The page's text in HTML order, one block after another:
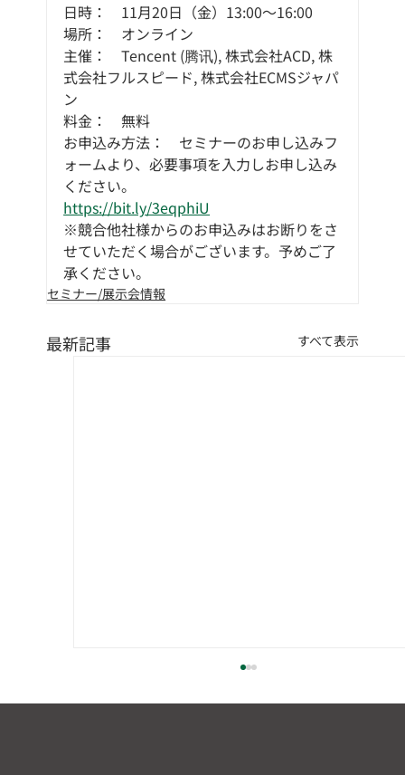
日時：　11月20日（金）13:00～16:00
場所：　オンライン
主催：　Tencent (腾讯), 株式会社ACD, 株
式会社フルスピード, 株式会社ECMSジャパ
ン
料金：　無料
お申込み方法：　セミナーのお申し込みフ
ォームより、必要事項を入力しお申し込み
ください。
https://bit.ly/3eqphiU
※競合他社様からのお申込みはお断りをさ
せていただく場合がございます。予めご了
承ください。
セミナー/展示会情報
最新記事 すべて表示